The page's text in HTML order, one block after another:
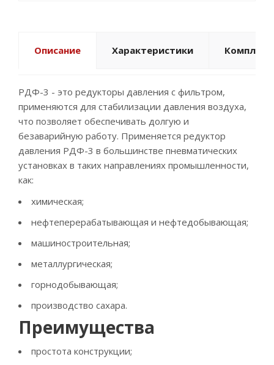
Описание Характеристики
РДФ-3 - это редукторы давления с фильтром,
применяются для стабилизации давления воздуха,
что позволяет обеспечивать долгую и
безаварийную работу. Применяется редуктор
давления РДФ-3 в большинстве пневматических
установках в таких направлениях промышленности,
как:
химическая;
нефтеперерабатывающая и нефтедобывающая;
машиностроительная;
металлургическая;
горнодобывающая;
производство сахара.
Преимущества
простота конструкции;